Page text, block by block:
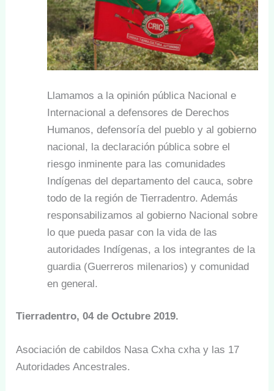
Llamamos a la opinión pública Nacional e
Internacional a defensores de Derechos
Humanos, defensoría del pueblo y al gobierno
nacional, la declaración pública sobre el
riesgo inminente para las comunidades
Indígenas del departamento del cauca, sobre
todo de la región de Tierradentro. Además
responsabilizamos al gobierno Nacional sobre
lo que pueda pasar con la vida de las
autoridades Indígenas, a los integrantes de la
guardia (Guerreros milenarios) y comunidad
en general.
Tierradentro, 04 de Octubre 2019.
Asociación de cabildos Nasa Cxha cxha y las 17
Autoridades Ancestrales.